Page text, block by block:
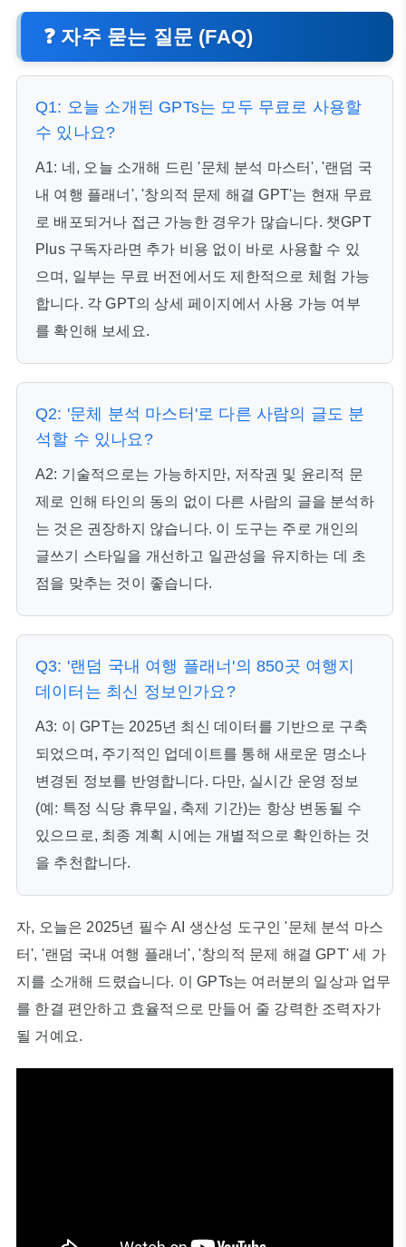
❓ 자주 묻는 질문 (FAQ)
Q1: 오늘 소개된 GPTs는 모두 무료로 사용할
수 있나요?
A1: 네, 오늘 소개해 드린 '문체 분석 마스터', '랜덤 국
내 여행 플래너', '창의적 문제 해결 GPT'는 현재 무료
로 배포되거나 접근 가능한 경우가 많습니다. 챗GPT
Plus 구독자라면 추가 비용 없이 바로 사용할 수 있
으며, 일부는 무료 버전에서도 제한적으로 체험 가능
합니다. 각 GPT의 상세 페이지에서 사용 가능 여부
를 확인해 보세요.
Q2: '문체 분석 마스터'로 다른 사람의 글도 분
석할 수 있나요?
A2: 기술적으로는 가능하지만, 저작권 및 윤리적 문
제로 인해 타인의 동의 없이 다른 사람의 글을 분석하
는 것은 권장하지 않습니다. 이 도구는 주로 개인의
글쓰기 스타일을 개선하고 일관성을 유지하는 데 초
점을 맞추는 것이 좋습니다.
Q3: '랜덤 국내 여행 플래너'의 850곳 여행지
데이터는 최신 정보인가요?
A3: 이 GPT는 2025년 최신 데이터를 기반으로 구축
되었으며, 주기적인 업데이트를 통해 새로운 명소나
변경된 정보를 반영합니다. 다만, 실시간 운영 정보
(예: 특정 식당 휴무일, 축제 기간)는 항상 변동될 수
있으므로, 최종 계획 시에는 개별적으로 확인하는 것
을 추천합니다.
자, 오늘은 2025년 필수 AI 생산성 도구인 '문체 분석 마스
터', '랜덤 국내 여행 플래너', '창의적 문제 해결 GPT' 세 가
지를 소개해 드렸습니다. 이 GPTs는 여러분의 일상과 업무
를 한결 편안하고 효율적으로 만들어 줄 강력한 조력자가
될 거예요.